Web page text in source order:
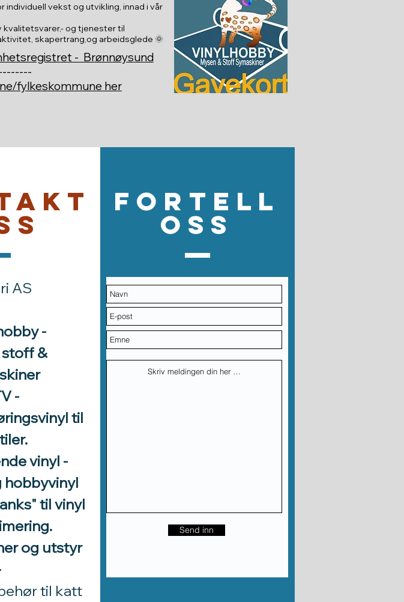
vekst og utvikling, innad i vår
kvalitetsvarer,- og tjenester til
skapertrang,og arbeidsglede 🌞
- Brønnøysund
fylkeskommune her
AS
-
&
-
til
vinyl -
hobbyvinyl
til vinyl
og utstyr
til katt
Fortell
oss
Send inn